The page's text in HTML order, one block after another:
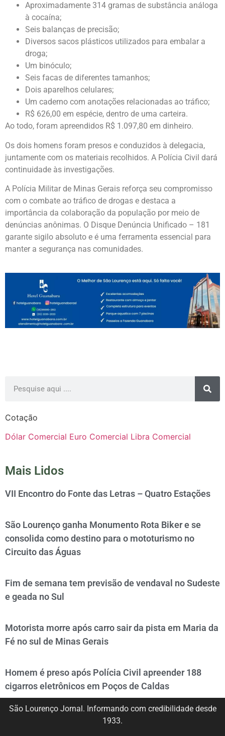
Aproximadamente 314 gramas de substância análoga
à cocaína;
Seis balanças de precisão;
Diversos sacos plásticos utilizados para embalar a
droga;
Um binóculo;
Seis facas de diferentes tamanhos;
Dois aparelhos celulares;
Um caderno com anotações relacionadas ao tráfico;
R$ 626,00 em espécie, dentro de uma carteira.
Ao todo, foram apreendidos R$ 1.097,80 em dinheiro.
Os dois homens foram presos e conduzidos à delegacia,
juntamente com os materiais recolhidos. A Polícia Civil dará
continuidade às investigações.
A Polícia Militar de Minas Gerais reforça seu compromisso
com o combate ao tráfico de drogas e destaca a
importância da colaboração da população por meio de
denúncias anônimas. O Disque Denúncia Unificado – 181
garante sigilo absoluto e é uma ferramenta essencial para
manter a segurança nas comunidades.
Cotação
Dólar Comercial Euro Comercial Libra Comercial
Mais Lidos
VII Encontro do Fonte das Letras – Quatro Estações
São Lourenço ganha Monumento Rota Biker e se
consolida como destino para o mototurismo no
Circuito das Águas
Fim de semana tem previsão de vendaval no Sudeste
e geada no Sul
Motorista morre após carro sair da pista em Maria da
Fé no sul de Minas Gerais
Homem é preso após Polícia Civil apreender 188
cigarros eletrônicos em Poços de Caldas
São Lourenço Jornal. Informando com credibilidade desde
1933.